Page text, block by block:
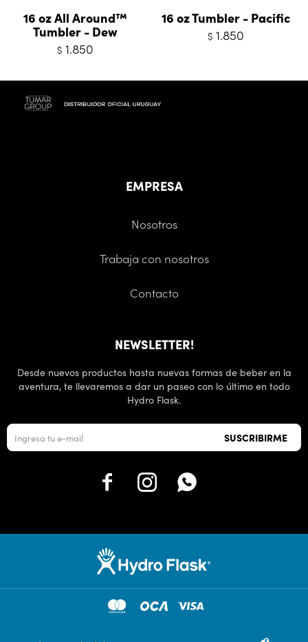
16 oz All Around™
Tumbler - Dew
$ 1.850
16 oz Tumbler - Pacific
$ 1.850
EMPRESA
Nosotros
Trabaja con nosotros
Contacto
NEWSLETTER!
Desde nuevos productos hasta nuevas formas de beber en la
aventura, te llevaremos a dar un paseo con lo último en todo
Hydro Flask.
SUSCRIBIRME
  